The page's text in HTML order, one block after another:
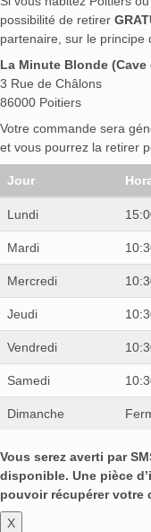
possibilité de retirer
partenaire, sur le principe
La Minute Blonde (Cave
3 Rue de Châlons
86000 Poitiers
Votre commande sera
et vous pourrez la retirer
Jour
Lundi
Mardi
Mercredi
Jeudi
Vendredi
Samedi
Dimanche
Vous serez averti par
disponible. Une pièce
pouvoir récupérer votre
X